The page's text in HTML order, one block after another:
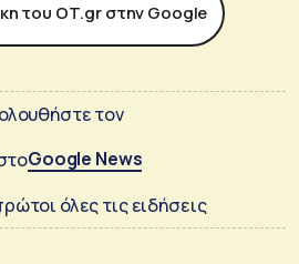
του ΟΤ.gr στην Google
τον
Google News
όλες τις ειδήσεις